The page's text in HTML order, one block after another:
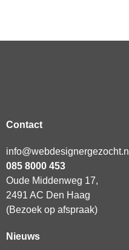
Contact
info@webdesignergezocht.nl
085 8000 453
Oude Middenweg 17,
2491 AC Den Haag
(Bezoek op afspraak)
Nieuws